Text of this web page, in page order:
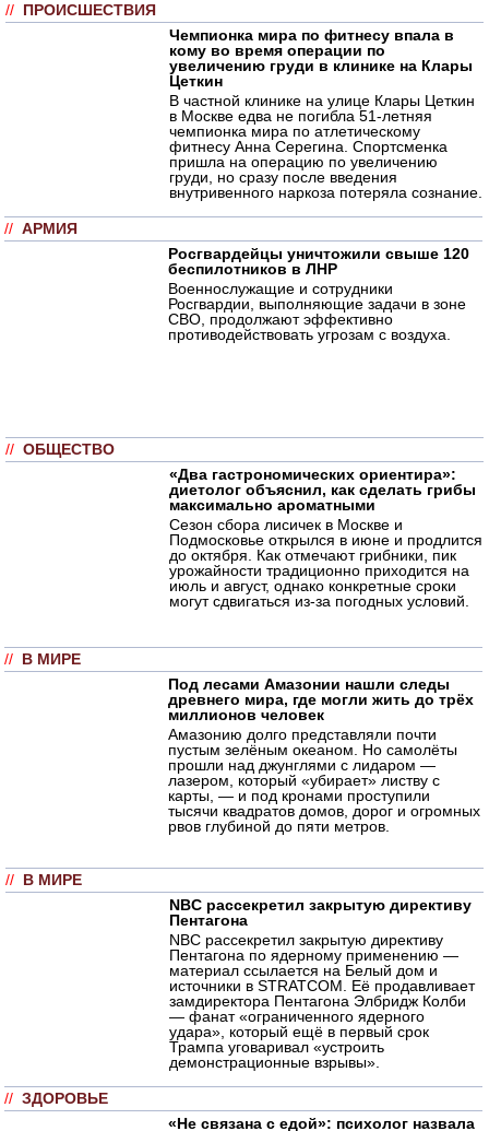
// ПРОИСШЕСТВИЯ
Чемпионка мира по фитнесу впала в
кому во время операции по
увеличению груди в клинике на Клары
Цеткин
В частной клинике на улице Клары Цеткин
в Москве едва не погибла 51-летняя
чемпионка мира по атлетическому
фитнесу Анна Серегина. Спортсменка
пришла на операцию по увеличению
груди, но сразу после введения
внутривенного наркоза потеряла сознание.
// АРМИЯ
Росгвардейцы уничтожили свыше 120
беспилотников в ЛНР
Военнослужащие и сотрудники
Росгвардии, выполняющие задачи в зоне
СВО, продолжают эффективно
противодействовать угрозам с воздуха.
// ОБЩЕСТВО
«Два гастрономических ориентира»:
диетолог объяснил, как сделать грибы
максимально ароматными
Сезон сбора лисичек в Москве и
Подмосковье открылся в июне и продлится
до октября. Как отмечают грибники, пик
урожайности традиционно приходится на
июль и август, однако конкретные сроки
могут сдвигаться из-за погодных условий.
// В МИРЕ
Под лесами Амазонии нашли следы
древнего мира, где могли жить до трёх
миллионов человек
Амазонию долго представляли почти
пустым зелёным океаном. Но самолёты
прошли над джунглями с лидаром —
лазером, который «убирает» листву с
карты, — и под кронами проступили
тысячи квадратов домов, дорог и огромных
рвов глубиной до пяти метров.
// В МИРЕ
NBC рассекретил закрытую директиву
Пентагона
NBC рассекретил закрытую директиву
Пентагона по ядерному применению —
материал ссылается на Белый дом и
источники в STRATCOM. Её продавливает
замдиректора Пентагона Элбридж Колби
— фанат «ограниченного ядерного
удара», который ещё в первый срок
Трампа уговаривал «устроить
демонстрационные взрывы».
// ЗДОРОВЬЕ
«Не связана с едой»: психолог назвала